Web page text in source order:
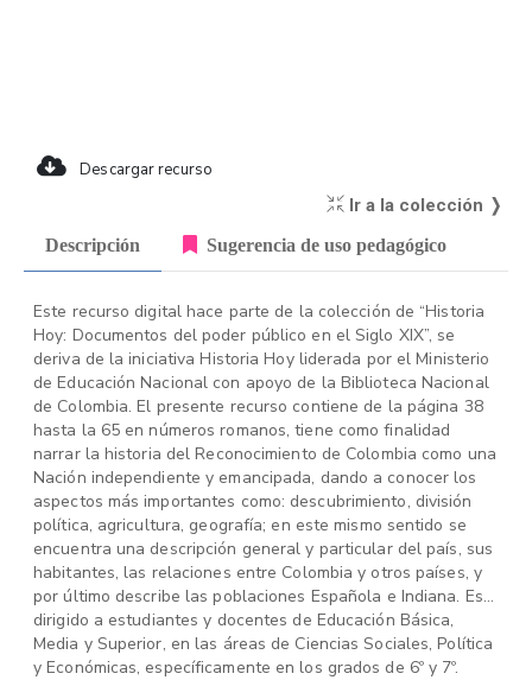
Descargar recurso
Ir a la colección ❭
Descripción Sugerencia de uso pedagógico
Este recurso digital hace parte de la colección de “Historia
Hoy: Documentos del poder público en el Siglo XIX”, se
deriva de la iniciativa Historia Hoy liderada por el Ministerio
de Educación Nacional con apoyo de la Biblioteca Nacional
de Colombia. El presente recurso contiene de la página 38
hasta la 65 en números romanos, tiene como finalidad
narrar la historia del Reconocimiento de Colombia como una
Nación independiente y emancipada, dando a conocer los
aspectos más importantes como: descubrimiento, división
política, agricultura, geografía; en este mismo sentido se
encuentra una descripción general y particular del país, sus
habitantes, las relaciones entre Colombia y otros países, y
por último describe las poblaciones Española e Indiana. Está
dirigido a estudiantes y docentes de Educación Básica,
Media y Superior, en las áreas de Ciencias Sociales, Política
y Económicas, específicamente en los grados de 6º y 7º.